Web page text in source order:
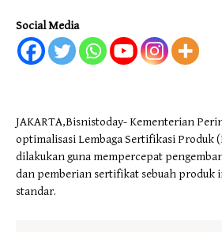
Social Media
JAKARTA,Bisnistoday- Kementerian
optimalisasi Lembaga Sertifikasi Produk
dilakukan guna mempercepat
dan pemberian sertifikat sebuah produk
standar.